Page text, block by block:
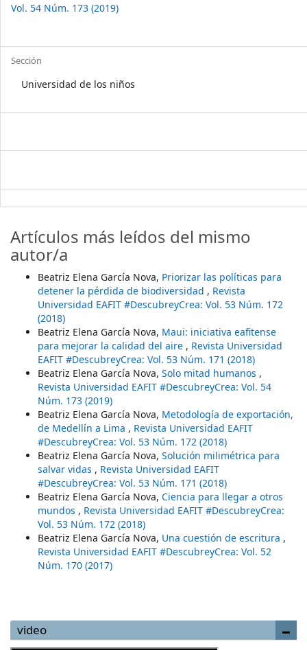
Vol. 54 Núm. 173 (2019)
Sección
Universidad de los niños
Artículos más leídos del mismo
autor/a
Beatriz Elena García Nova, Priorizar las políticas para
detener la pérdida de biodiversidad , Revista
Universidad EAFIT #DescubreyCrea: Vol. 53 Núm. 172
(2018)
Beatriz Elena García Nova, Maui: iniciativa eafitense
para mejorar la calidad del aire , Revista Universidad
EAFIT #DescubreyCrea: Vol. 53 Núm. 171 (2018)
Beatriz Elena García Nova, Solo mitad humanos ,
Revista Universidad EAFIT #DescubreyCrea: Vol. 54
Núm. 173 (2019)
Beatriz Elena García Nova, Metodología de exportación,
de Medellín a Lima , Revista Universidad EAFIT
#DescubreyCrea: Vol. 53 Núm. 172 (2018)
Beatriz Elena García Nova, Solución milimétrica para
salvar vidas , Revista Universidad EAFIT
#DescubreyCrea: Vol. 53 Núm. 171 (2018)
Beatriz Elena García Nova, Ciencia para llegar a otros
mundos , Revista Universidad EAFIT #DescubreyCrea:
Vol. 53 Núm. 172 (2018)
Beatriz Elena García Nova, Una cuestión de escritura ,
Revista Universidad EAFIT #DescubreyCrea: Vol. 52
Núm. 170 (2017)
video